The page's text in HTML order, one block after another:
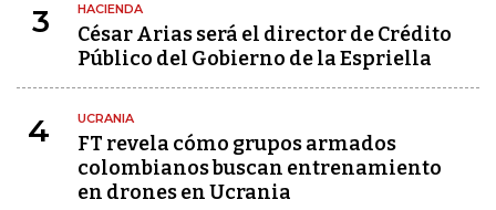
3 HACIENDA
César Arias será el director de Crédito
Público del Gobierno de la Espriella
4 UCRANIA
FT revela cómo grupos armados
colombianos buscan entrenamiento
en drones en Ucrania